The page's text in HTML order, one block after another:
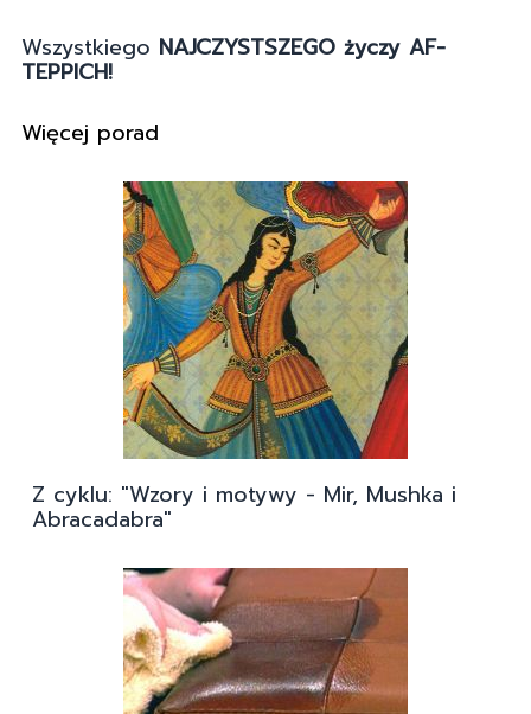
Wszystkiego NAJCZYSTSZEGO życzy AF-
TEPPICH!
Więcej porad
Z cyklu: "Wzory i motywy - Mir, Mushka i
Abracadabra"